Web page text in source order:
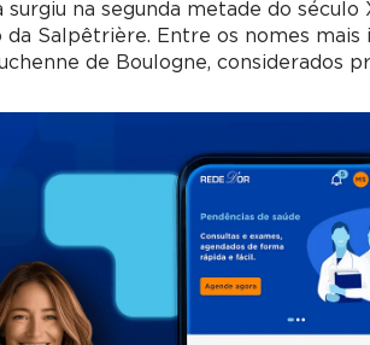
surgiu na segunda metade do
da Salpêtrière. Entre os nomes
de Boulogne, considerados